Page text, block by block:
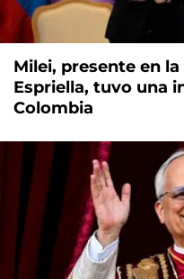
Milei, presente en
Espriella, tuvo una
Colombia